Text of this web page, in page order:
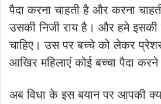
पैदा करना चाहती है और करना
उसकी निजी राय है। और हमे इसकी
चाहिए। उस पर बच्चे को लेकर प्रेशर
आखिर महिलाएं कोई बच्चा पैदा
अब विधा के इस बयान पर आपकी